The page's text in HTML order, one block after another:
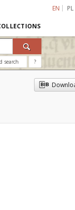
EN PL
search ?